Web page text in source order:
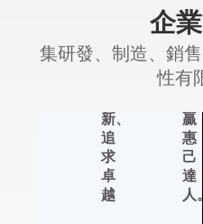
企
集研發、制造
性有
艾普生環境科
認
新、
追
求
卓
越
理
念
合
作
贏
惠
己
達
人。